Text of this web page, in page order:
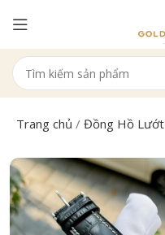
Trang chủ /Đồng Hồ Lướt